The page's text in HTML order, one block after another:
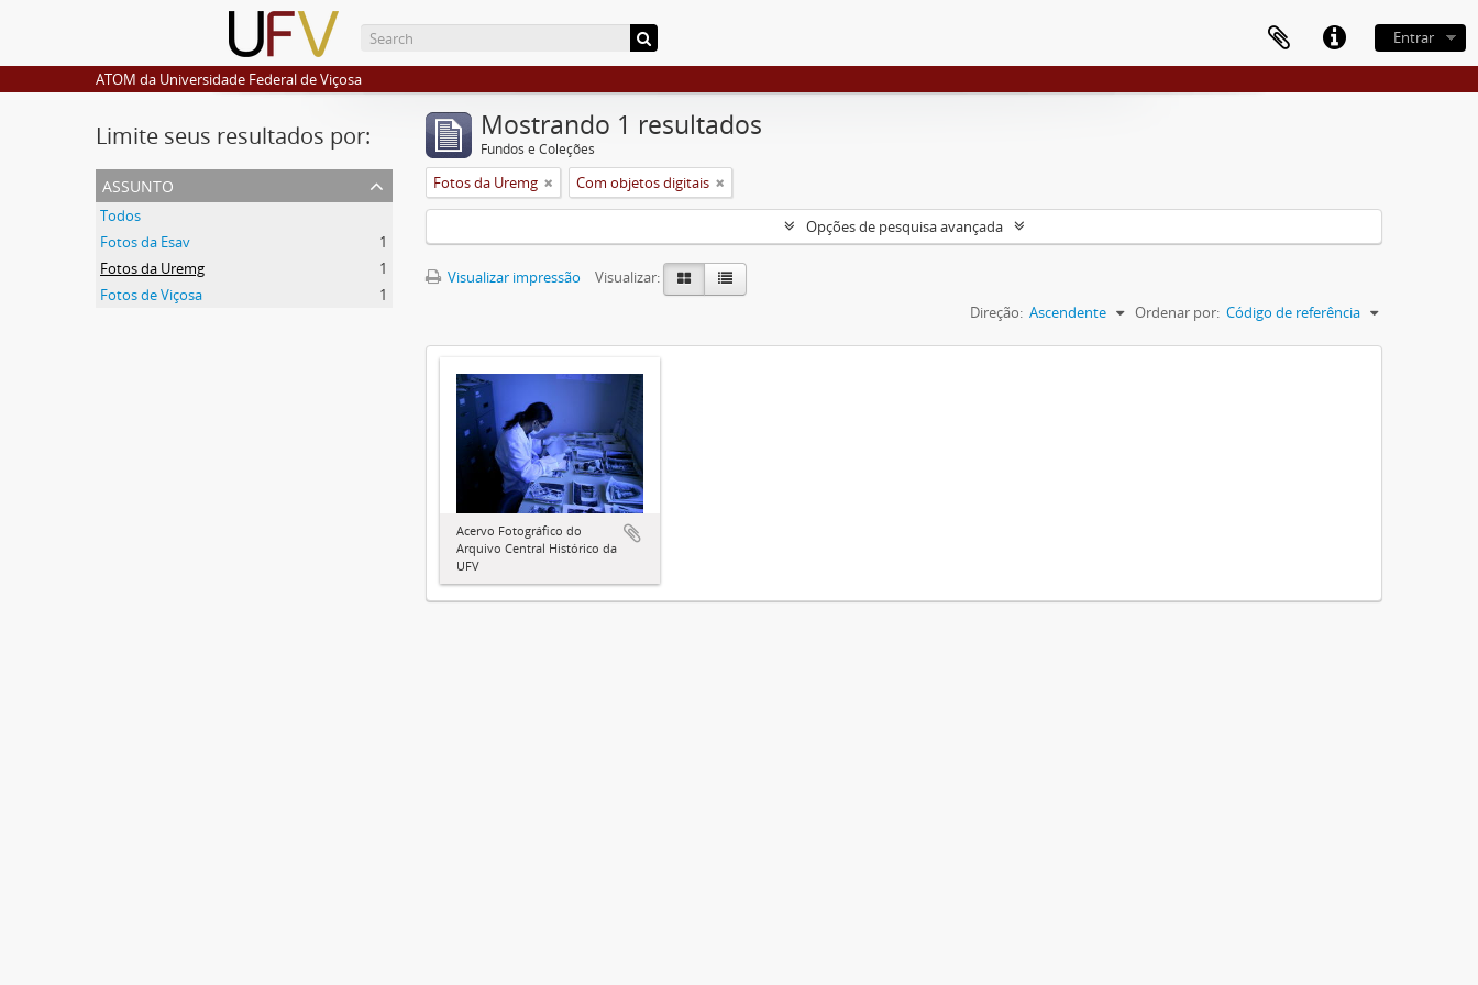
Entrar
ATOM da Universidade Federal de Viçosa
Limite seus resultados por:
assunto
Todos
Fotos da Esav
1
Fotos da Uremg
1
Fotos de Viçosa
1
Mostrando 1 resultados
Fundos e Coleções
Fotos da Uremg Com objetos digitais
Opções de pesquisa avançada
Visualizar impressão
Visualizar:
Ordenar por: Código de referência
Direção: Ascendente
Acervo Fotográfico do
Arquivo Central Histórico da
UFV